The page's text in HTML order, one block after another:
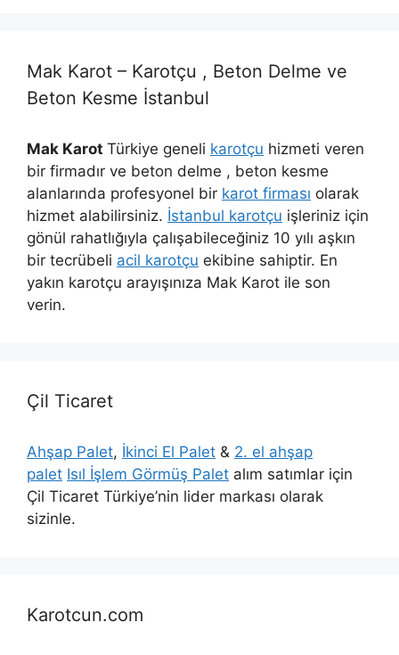
Mak Karot – Karotçu , Beton Delme ve
Beton Kesme İstanbul
Mak Karot Türkiye geneli karotçu hizmeti veren
bir firmadır ve beton delme , beton kesme
alanlarında profesyonel bir karot firması olarak
hizmet alabilirsiniz. İstanbul karotçu işleriniz için
gönül rahatlığıyla çalışabileceğiniz 10 yılı aşkın
bir tecrübeli acil karotçu ekibine sahiptir. En
yakın karotçu arayışınıza Mak Karot ile son
verin.
Çil Ticaret
Ahşap Palet, İkinci El Palet & 2. el ahşap
palet Isıl İşlem Görmüş Palet alım satımlar için
Çil Ticaret Türkiye’nin lider markası olarak
sizinle.
Karotcun.com